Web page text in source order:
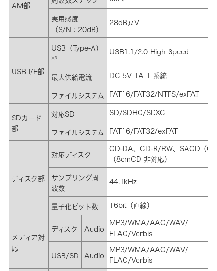
AM部
実用感度
（S/N：20dB）
28dBμV
USB I/F部
USB（Type-A）
※3
USB1.1/2.0 High Speed
最大供給電流 DC 5V 1A 1 系統
ファイルシステム FAT16/FAT32/NTFS/exFAT
SDカード
部
対応SD SD/SDHC/SDXC
ファイルシステム FAT16/FAT32/exFAT
ディスク部
対応ディスク
CD-DA、CD-R/RW、SACD（
（8cmCD 非対応）
サンプリング周
波数
44.1kHz
量子化ビット数 16bit（直線）
メディア対
応
ディスク Audio
MP3/WMA/AAC/WAV/
FLAC/Vorbis
USB/SD Audio
MP3/WMA/AAC/WAV/
FLAC/Vorbis